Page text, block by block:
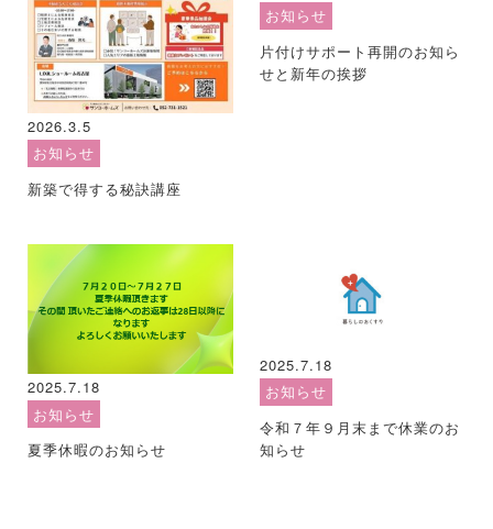
2026.3.5
お知らせ
新築で得する秘訣講座
お知らせ
片付けサポート再開のお知ら
せと新年の挨拶
2025.7.18
お知らせ
夏季休暇のお知らせ
2025.7.18
お知らせ
令和７年９月末まで休業のお
知らせ